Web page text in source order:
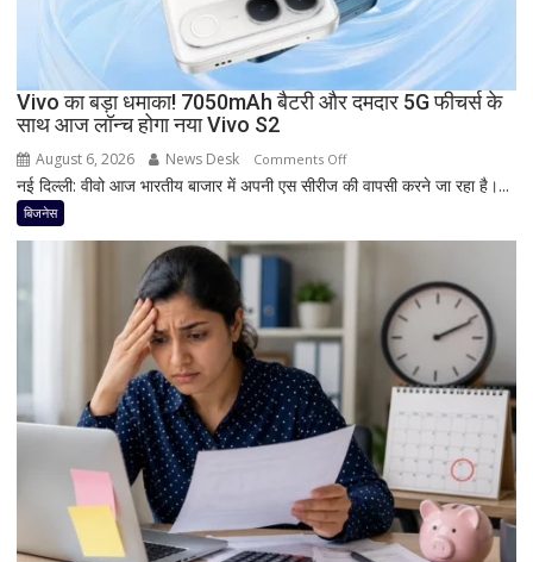
Snapdragon
प्रोसेसर
मचेगी
Vivo का बड़ा धमाका! 7050mAh बैटरी और दमदार 5G फीचर्स के
साथ आज लॉन्च होगा नया Vivo S2
August 6, 2026 News Desk Comments Offon
Vivo
7050mAh
फीचर्स
के
साथ
आज
लॉन्च
होगा
नई दिल्ली: वीवो आज भारतीय बाजार में अपनी एस सीरीज की वापसी करने जा रहा है।...
बिजनेस